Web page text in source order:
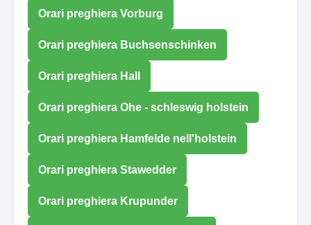
Orari preghiera Vorburg
Orari preghiera Buchsenschinken
Orari preghiera Hall
Orari preghiera Ohe - schleswig holstein
Orari preghiera Hamfelde nell'holstein
Orari preghiera Stawedder
Orari preghiera Krupunder